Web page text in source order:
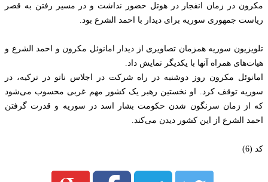
مکرون در زمان انفجار در هوتل حضور نداشت و در مسیر رفتن به قصر
ریاست جمهوری سوریه برای دیدار با احمد الشرع بود.
تلویزیون سوریه همزمان تصاویری از دیدار امانوئل مکرون و احمد الشرع و
هیات‌های همراه آنها با یکدیگر نمایش داد.
امانوئل مکرون روز دوشنبه در راه شرکت در اجلاس ناتو در ترکیه، در
سوریه توقف کرد. او نخستین رهبر یک کشور مهم غربی محسوب می‌شود
که از زمان سرنگون شدن حکومت بشار اسد در سوریه و قدرت گرفتن
احمد الشرع از این کشور دیدن می‌کند.
کد (6)